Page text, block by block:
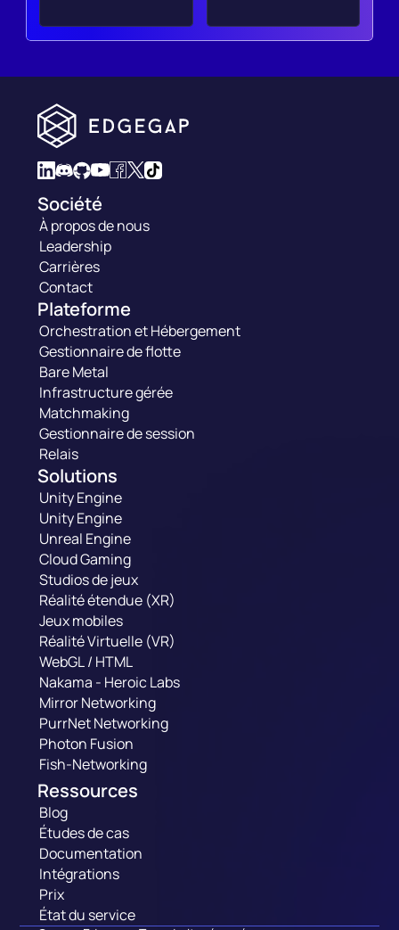
Société
À propos de nous
Leadership
Carrières
Contact
Plateforme
Orchestration et Hébergement
Gestionnaire de flotte
Bare Metal
Infrastructure gérée
Matchmaking
Gestionnaire de session
Relais
Solutions
Unity Engine
Unity Engine
Unreal Engine
Cloud Gaming
Studios de jeux
Réalité étendue (XR)
Jeux mobiles
Réalité Virtuelle (VR)
WebGL / HTML
Nakama - Heroic Labs
Mirror Networking
PurrNet Networking
Photon Fusion
Fish-Networking
Ressources
Blog
Études de cas
Documentation
Intégrations
Prix
État du service